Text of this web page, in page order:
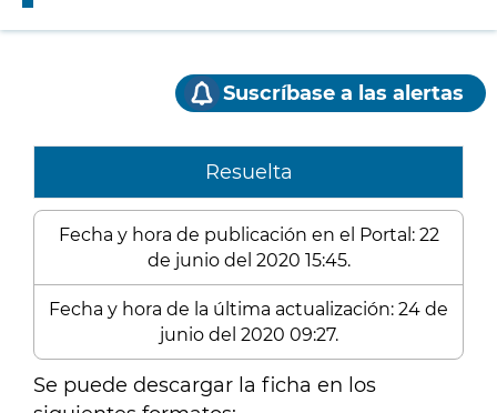
Suscríbase a las alertas
Resuelta
Fecha y hora de publicación en el Portal: 22
de junio del 2020 15:45.
Fecha y hora de la última actualización: 24 de
junio del 2020 09:27.
Se puede descargar la ficha en los